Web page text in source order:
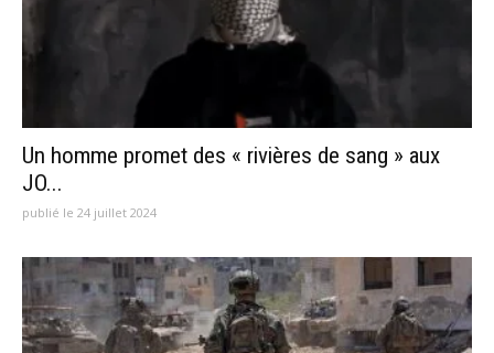
Un homme promet des « rivières de sang » aux
JO...
publié le 24 juillet 2024